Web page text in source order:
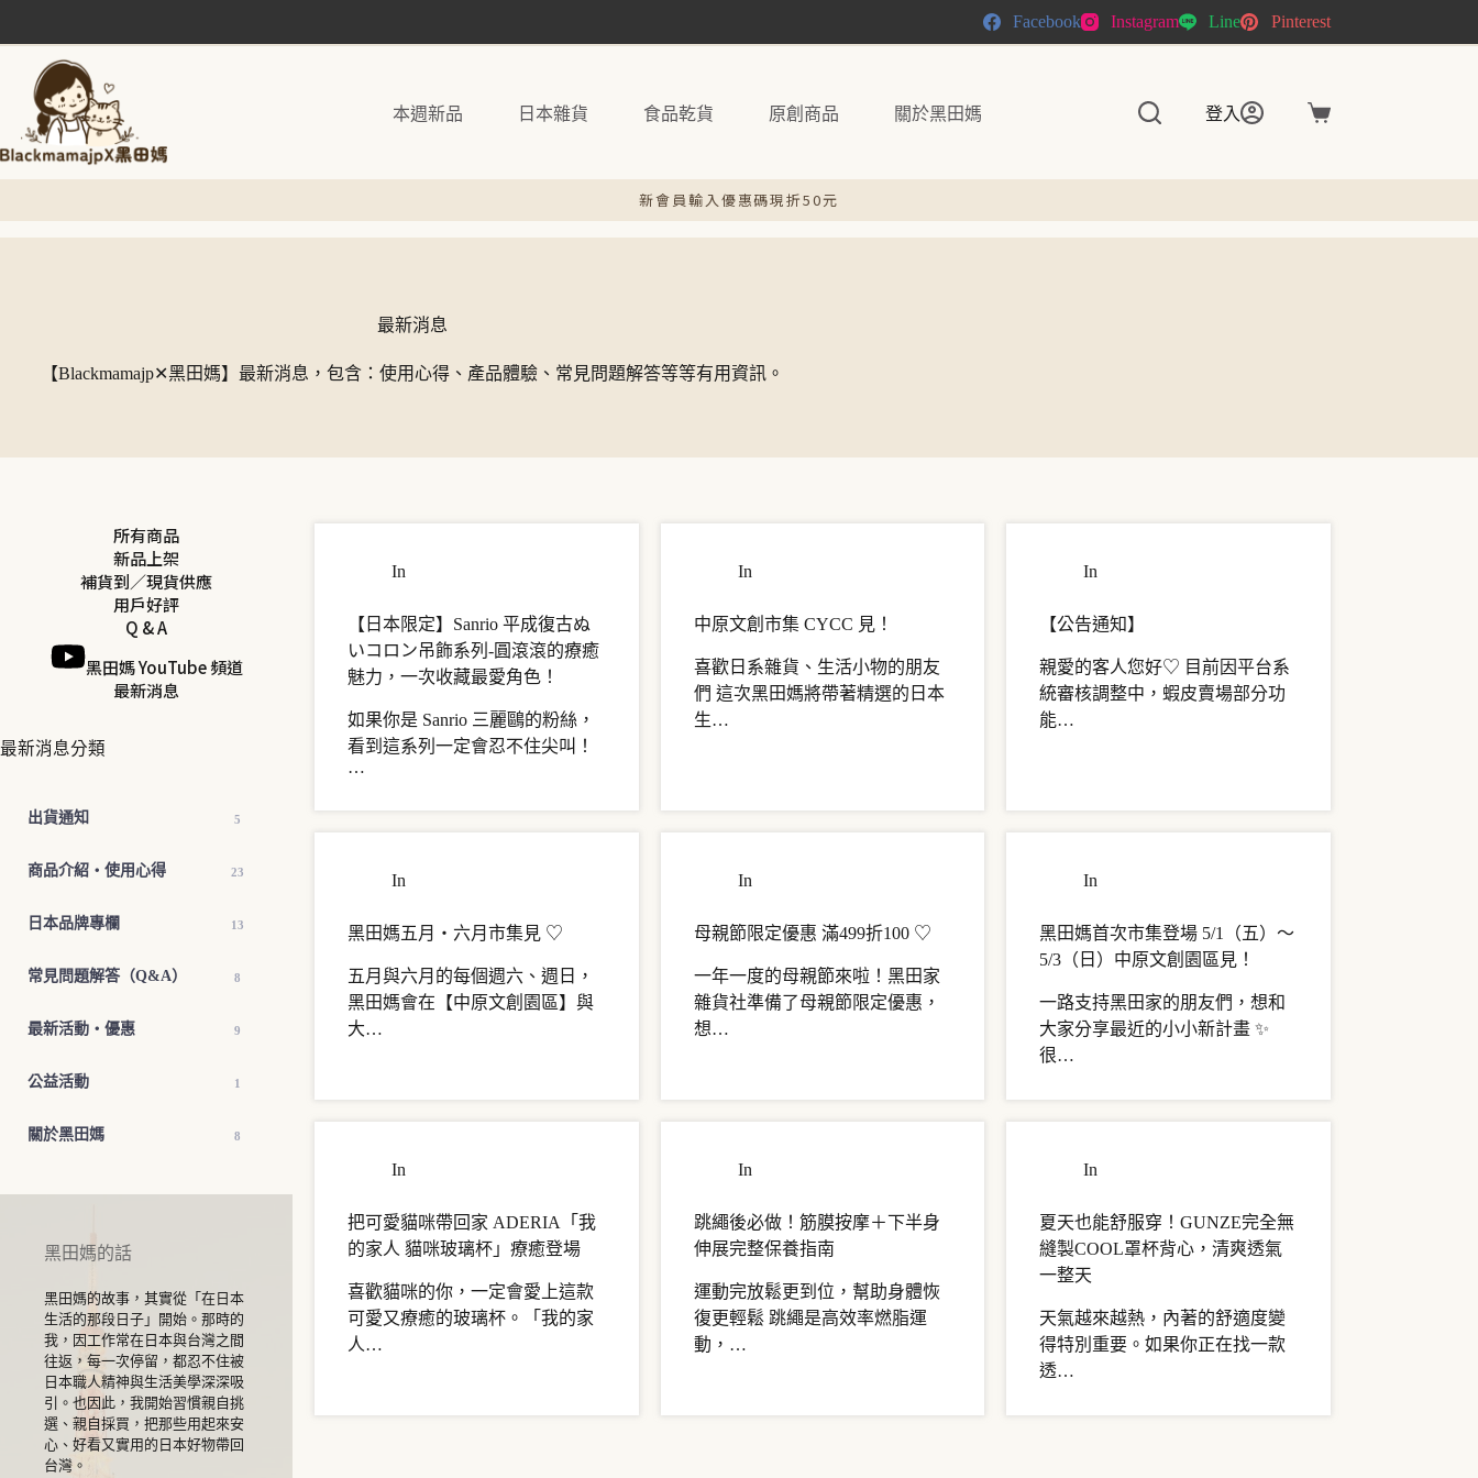
至
容
Facebook Instagram Line Pinterest
本週新品 日本雜貨 食品乾貨 原創商品 關於黑田媽 登入
購
車
新會員輸入優惠碼現折50元
最新消息
【Blackmamajp✕黑田媽】最新消息，包含：使用心得、產品體驗、常見問題解答等等有用資訊。
In
【日本限定】Sanrio 平成復古ぬ
いコロン吊飾系列-圓滾滾的療癒
魅力，一次收藏最愛角色！
如果你是 Sanrio 三麗鷗的粉絲，
看到這系列一定會忍不住尖叫！
…
In
中原文創市集 CYCC 見！
喜歡日系雜貨、生活小物的朋友
們 這次黑田媽將帶著精選的日本
生…
In
【公告通知】
親愛的客人您好♡ 目前因平台系
統審核調整中，蝦皮賣場部分功
能…
In
黑田媽五月・六月市集見 ♡
五月與六月的每個週六、週日，
黑田媽會在【中原文創園區】與
大…
In
母親節限定優惠 滿499折100 ♡
一年一度的母親節來啦！黑田家
雜貨社準備了母親節限定優惠，
想…
In
黑田媽首次市集登場 5/1（五）～
5/3（日）中原文創園區見！
一路支持黑田家的朋友們，想和
大家分享最近的小小新計畫 ✨
很…
In
把可愛貓咪帶回家 ADERIA「我
的家人 貓咪玻璃杯」療癒登場
喜歡貓咪的你，一定會愛上這款
可愛又療癒的玻璃杯。「我的家
人…
In
跳繩後必做！筋膜按摩＋下半身
伸展完整保養指南
運動完放鬆更到位，幫助身體恢
復更輕鬆 跳繩是高效率燃脂運
動，…
In
夏天也能舒服穿！GUNZE完全無
縫製COOL罩杯背心，清爽透氣
一整天
天氣越來越熱，內著的舒適度變
得特別重要。如果你正在找一款
透…
所有商品
新品上架
補貨到／現貨供應
用戶好評
Q & A
黑田媽 YouTube 頻道
最新消息
最新消息分類
出貨通知 5
商品介紹・使用心得 23
日本品牌專欄 13
常見問題解答（Q&A） 8
最新活動・優惠 9
公益活動 1
關於黑田媽 8
黑田媽的話
黑田媽的故事，其實從「在日本
生活的那段日子」開始。那時的
我，因工作常在日本與台灣之間
往返，每一次停留，都忍不住被
日本職人精神與生活美學深深吸
引。也因此，我開始習慣親自挑
選、親自採買，把那些用起來安
心、好看又實用的日本好物帶回
台灣。